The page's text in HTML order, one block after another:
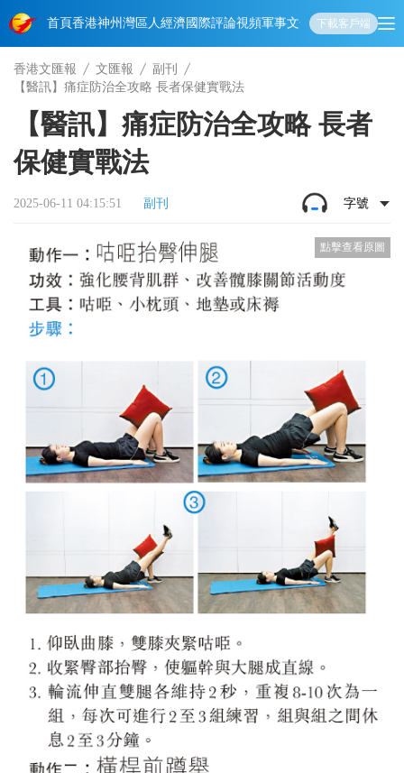
首頁香港神州 灣區人經濟國際評論視頻軍事文化 娛樂生活教育體
下載客戶端
香港文匯報 文匯報
副刊
【醫訊】痛症防治全攻略 長者保健實戰法
【醫訊】痛症防治全攻略 長者
保健實戰法
2025-06-11 04:15:51 副刊 字號